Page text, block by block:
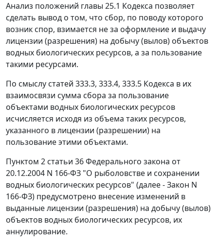
Анализ положений главы 25.1 Кодекса позволяет
сделать вывод о том, что сбор, по поводу которого
возник спор, взимается не за оформление и выдачу
лицензии (разрешения) на добычу (вылов) объектов
водных биологических ресурсов, а за пользование
такими ресурсами.
По смыслу статей 333.3, 333.4, 333.5 Кодекса в их
взаимосвязи сумма сбора за пользование
объектами водных биологических ресурсов
исчисляется исходя из объема таких ресурсов,
указанного в лицензии (разрешении) на
пользование этими объектами.
Пунктом 2 статьи 36 Федерального закона от
20.12.2004 N 166-ФЗ "О рыболовстве и сохранении
водных биологических ресурсов" (далее - Закон N
166-ФЗ) предусмотрено внесение изменений в
выданные лицензии (разрешения) на добычу (вылов)
объектов водных биологических ресурсов, их
аннулирование.